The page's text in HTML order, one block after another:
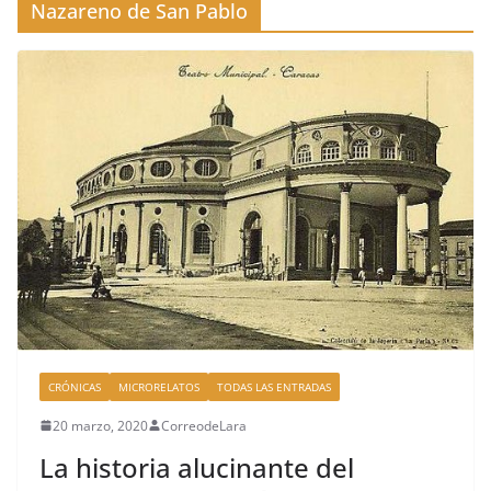
Nazareno de San Pablo
CRÓNICAS MICRORELATOS TODAS LAS ENTRADAS
20 marzo, 2020 CorreodeLara
La historia alucinante del